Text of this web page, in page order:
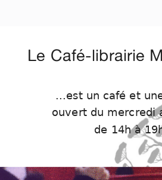
Le Café-librairie
...est un café et
ouvert du mercredi
de 14h à